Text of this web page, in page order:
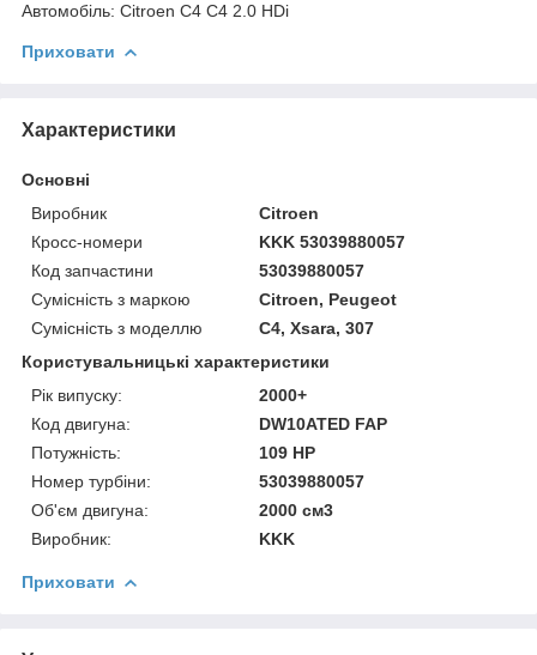
Автомобіль: Citroen C4 C4 2.0 HDi
Приховати
Характеристики
Основні
Виробник
Citroen
Кросс-номери
KKK 53039880057
Код запчастини
53039880057
Сумісність з маркою
Citroen, Peugeot
Сумісність з моделлю
C4, Xsara, 307
Користувальницькі характеристики
Рік випуску:
2000+
Код двигуна:
DW10ATED FAP
Потужність:
109 HP
Номер турбіни:
53039880057
Об'єм двигуна:
2000 см3
Виробник:
KKK
Приховати